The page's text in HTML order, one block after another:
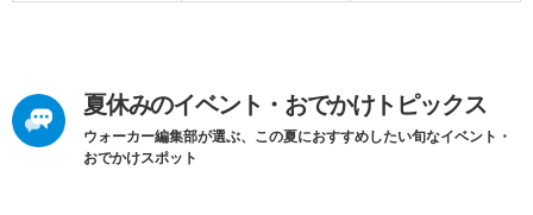
夏休みのイベント・おでかけトピックス
ウォーカー編集部が選ぶ、この夏におすすめしたい旬なイベント・
おでかけスポット